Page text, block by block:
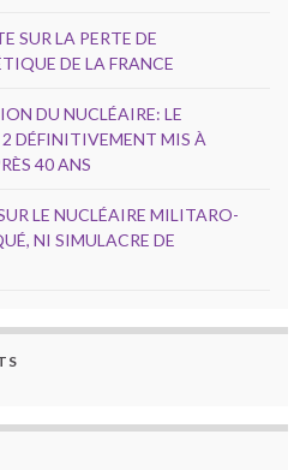
SUR LA PERTE DE
DE LA FRANCE
DU NUCLÉAIRE: LE
DÉFINITIVEMENT MIS À
40 ANS
LE NUCLÉAIRE MILITARO-
NI SIMULACRE DE